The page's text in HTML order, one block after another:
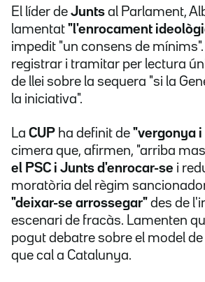
El líder de Junts al Parlament,
lamentat "l'enrocament
impedit "un consens de
registrar i tramitar per lectura
de llei sobre la sequera "si la
la iniciativa".
La CUP ha definit de "vergonya i
cimera que, afirmen, "arriba
el PSC i Junts d'enrocar-se i
moratòria del règim
"deixar-se arrossegar" des de
escenari de fracàs. Lamenten
pogut debatre sobre el model
que cal a Catalunya.